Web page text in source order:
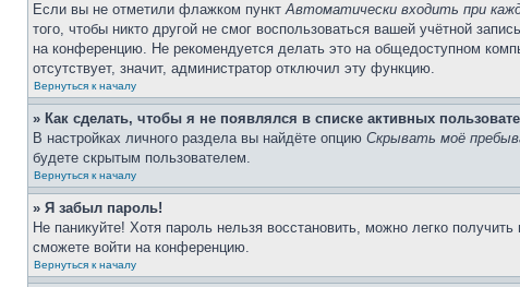
Если вы не отметили флажком пунктАвтоматически входить при
того, чтобы никто другой не смог воспользоваться вашей учётной
на конференцию. Не рекомендуется делать это на общедоступном
отсутствует, значит, администратор отключил эту функцию.
Вернуться к началу
» Как сделать, чтобы я не появлялся в списке активных
В настройках личного раздела вы найдёте опцию Скрывать моё
будете скрытым пользователем.
Вернуться к началу
» Я забыл пароль!
Не паникуйте! Хотя пароль нельзя восстановить, можно легко
сможете войти на конференцию.
Вернуться к началу